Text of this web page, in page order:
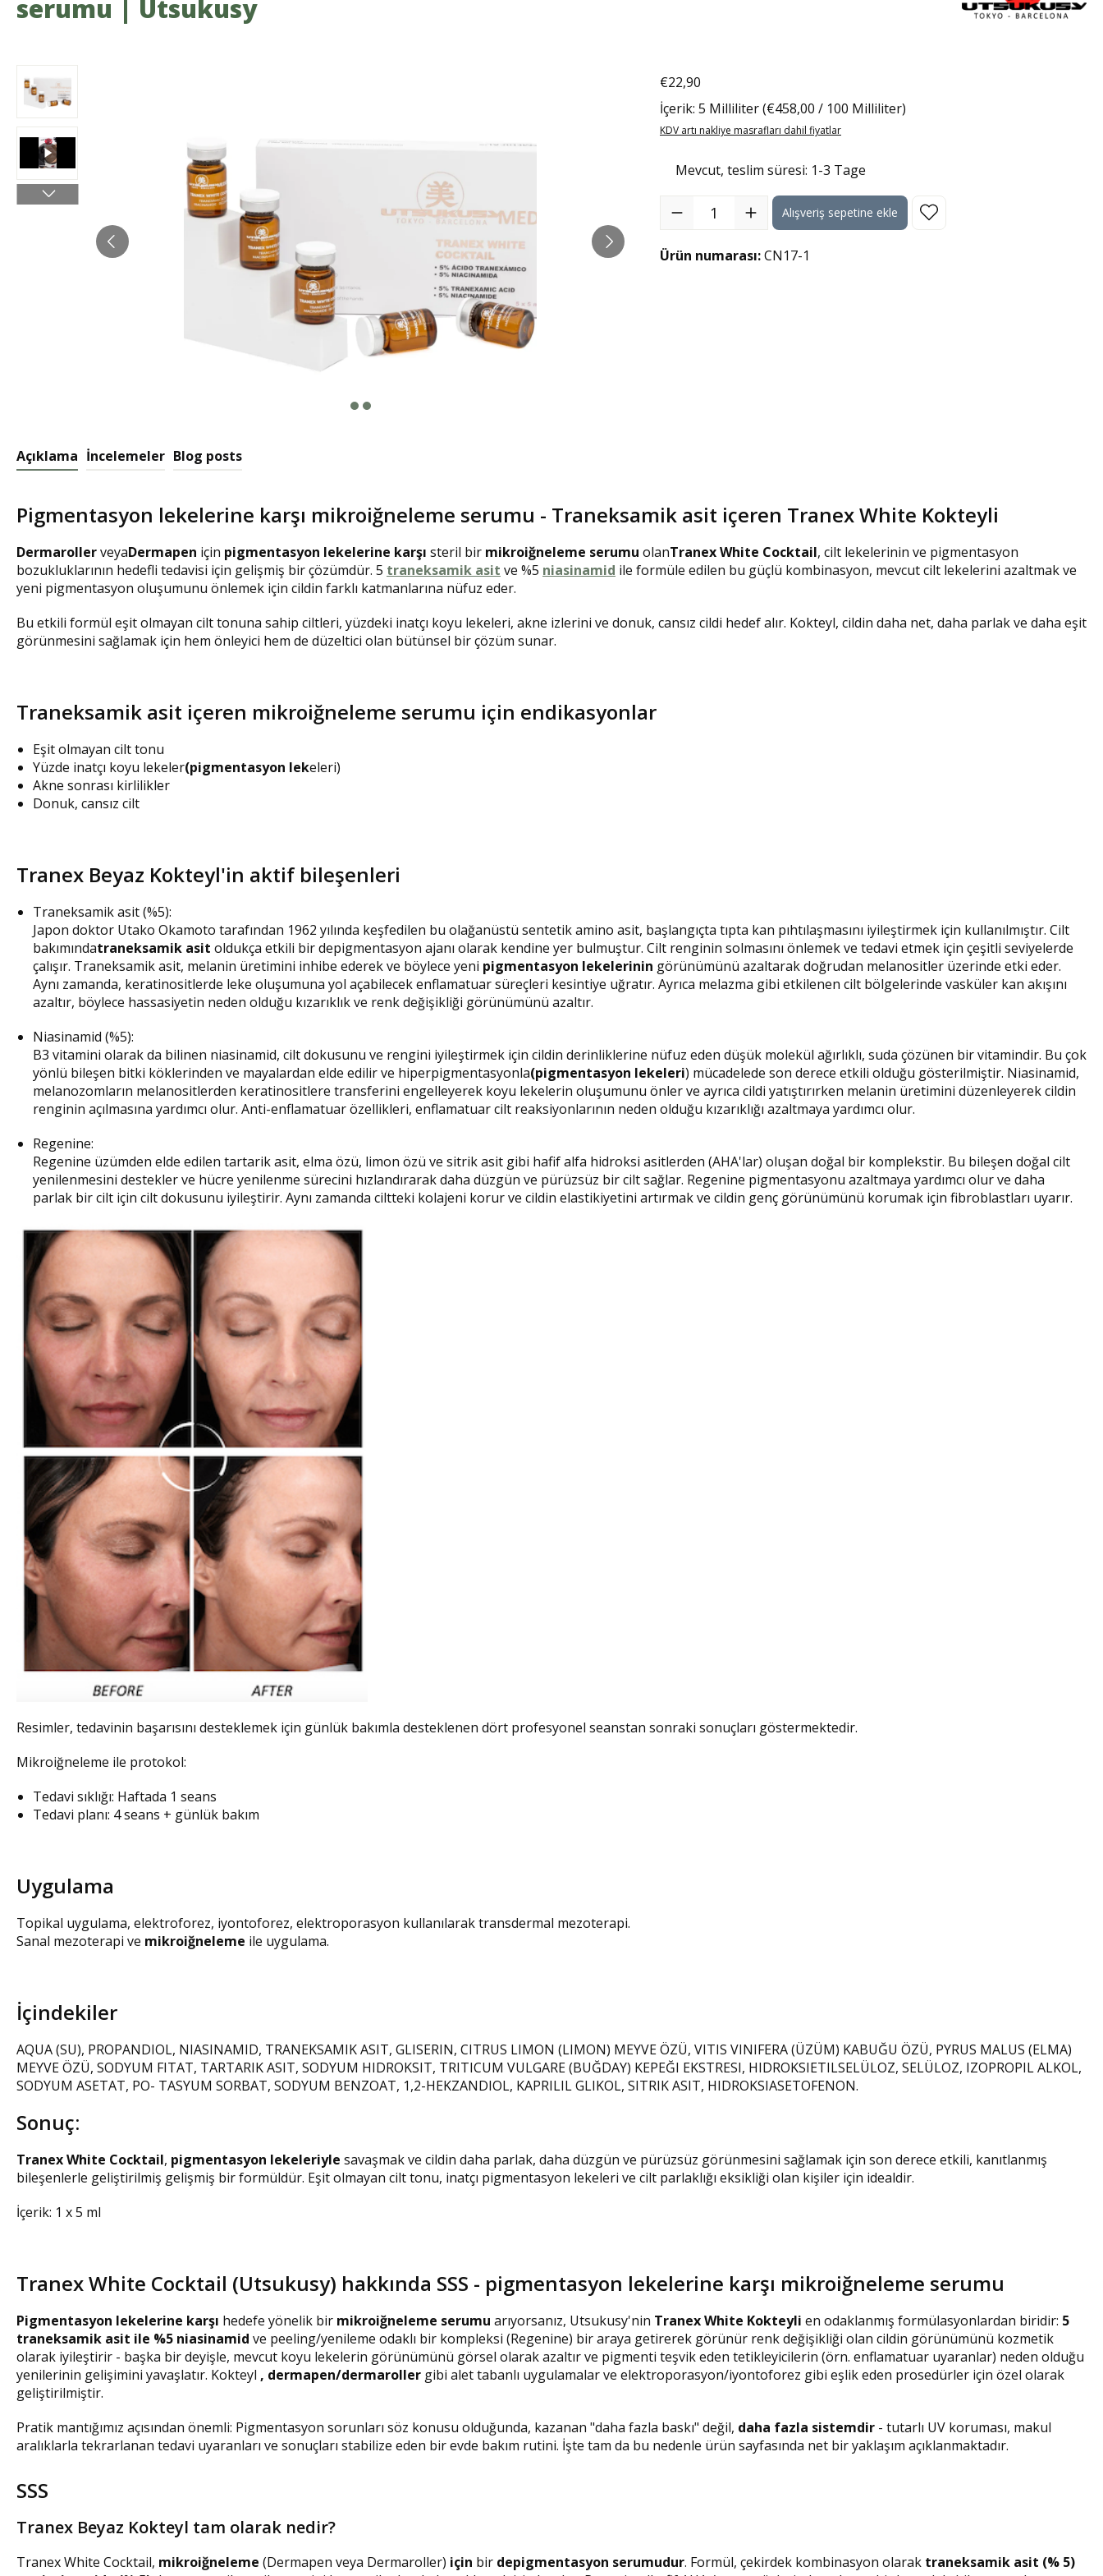
serumu | Utsukusy
Normal fiyat:
€22,90
İçerik: 5 Milliliter(€458,00 / 100 Milliliter)
KDV artı nakliye masrafları dahil fiyatlar
Mevcut, teslim süresi: 1-3 Tage
Ürün Miktarı: İstediğiniz miktarı girin veya miktarı artırmak veya azaltmak için
Alışveriş sepetine ekle
Ürün numarası:CN17-1
Açıklama İncelemeler Blog posts
Pigmentasyon lekelerine karşı mikroiğneleme serumu - Traneksamik asit içeren Tranex White Kokteyli
DermarollerveyaDermapen için pigmentasyon lekelerine karşı steril bir mikroiğneleme serumu olanTranex White Cocktail, cilt lekelerinin ve pigmentasyon
bozukluklarının hedefli tedavisi için gelişmiş bir çözümdür. 5 traneksamik asit ve %5 niasinamid ile formüle edilen bu güçlü kombinasyon, mevcut cilt lekelerini azaltmak ve
yeni pigmentasyon oluşumunu önlemek için cildin farklı katmanlarına nüfuz eder.
Bu etkili formül eşit olmayan cilt tonuna sahip ciltleri, yüzdeki inatçı koyu lekeleri, akne izlerini ve donuk, cansız cildi hedef alır. Kokteyl, cildin daha net, daha parlak ve daha eşit
görünmesini sağlamak için hem önleyici hem de düzeltici olan bütünsel bir çözüm sunar.
Traneksamik asit içeren mikroiğneleme serumu için endikasyonlar
Eşit olmayan cilt tonu
Yüzde inatçı koyu lekeler(pigmentasyon lekeleri)
Akne sonrası kirlilikler
Donuk, cansız cilt
Tranex Beyaz Kokteyl'in aktif bileşenleri
Traneksamik asit (%5):
Japon doktor Utako Okamoto tarafından 1962 yılında keşfedilen bu olağanüstü sentetik amino asit, başlangıçta tıpta kan pıhtılaşmasını iyileştirmek için kullanılmıştır. Cilt
bakımındatraneksamik asit oldukça etkili bir depigmentasyon ajanı olarak kendine yer bulmuştur. Cilt renginin solmasını önlemek ve tedavi etmek için çeşitli seviyelerde
çalışır. Traneksamik asit, melanin üretimini inhibe ederek ve böylece yeni pigmentasyon lekelerinin görünümünü azaltarak doğrudan melanositler üzerinde etki eder.
Aynı zamanda, keratinositlerde leke oluşumuna yol açabilecek enflamatuar süreçleri kesintiye uğratır. Ayrıca melazma gibi etkilenen cilt bölgelerinde vasküler kan akışını
azaltır, böylece hassasiyetin neden olduğu kızarıklık ve renk değişikliği görünümünü azaltır.
Niasinamid (%5):
B3 vitamini olarak da bilinen niasinamid, cilt dokusunu ve rengini iyileştirmek için cildin derinliklerine nüfuz eden düşük molekül ağırlıklı, suda çözünen bir vitamindir. Bu çok
yönlü bileşen bitki köklerinden ve mayalardan elde edilir ve hiperpigmentasyonla(pigmentasyon lekeleri) mücadelede son derece etkili olduğu gösterilmiştir. Niasinamid,
melanozomların melanositlerden keratinositlere transferini engelleyerek koyu lekelerin oluşumunu önler ve ayrıca cildi yatıştırırken melanin üretimini düzenleyerek cildin
renginin açılmasına yardımcı olur. Anti-enflamatuar özellikleri, enflamatuar cilt reaksiyonlarının neden olduğu kızarıklığı azaltmaya yardımcı olur.
Regenine:
Regenine üzümden elde edilen tartarik asit, elma özü, limon özü ve sitrik asit gibi hafif alfa hidroksi asitlerden (AHA'lar) oluşan doğal bir komplekstir. Bu bileşen doğal cilt
yenilenmesini destekler ve hücre yenilenme sürecini hızlandırarak daha düzgün ve pürüzsüz bir cilt sağlar. Regenine pigmentasyonu azaltmaya yardımcı olur ve daha
parlak bir cilt için cilt dokusunu iyileştirir. Aynı zamanda ciltteki kolajeni korur ve cildin elastikiyetini artırmak ve cildin genç görünümünü korumak için fibroblastları uyarır.
Resimler, tedavinin başarısını desteklemek için günlük bakımla desteklenen dört profesyonel seanstan sonraki sonuçları göstermektedir.
Mikroiğneleme ile protokol:
Tedavi sıklığı: Haftada 1 seans
Tedavi planı: 4 seans + günlük bakım
Uygulama
Topikal uygulama, elektroforez, iyontoforez, elektroporasyon kullanılarak transdermal mezoterapi.
Sanal mezoterapi ve mikroiğneleme ile uygulama.
İçindekiler
AQUA (SU), PROPANDIOL, NIASINAMID, TRANEKSAMIK ASIT, GLISERIN, CITRUS LIMON (LIMON) MEYVE ÖZÜ, VITIS VINIFERA (ÜZÜM) KABUĞU ÖZÜ, PYRUS MALUS (ELMA)
MEYVE ÖZÜ, SODYUM FITAT, TARTARIK ASIT, SODYUM HIDROKSIT, TRITICUM VULGARE (BUĞDAY) KEPEĞI EKSTRESI, HIDROKSIETILSELÜLOZ, SELÜLOZ, IZOPROPIL ALKOL,
SODYUM ASETAT, PO- TASYUM SORBAT, SODYUM BENZOAT, 1,2-HEKZANDIOL, KAPRILIL GLIKOL, SITRIK ASIT, HIDROKSIASETOFENON.
Sonuç:
Tranex White Cocktail, pigmentasyon lekeleriyle savaşmak ve cildin daha parlak, daha düzgün ve pürüzsüz görünmesini sağlamak için son derece etkili, kanıtlanmış
bileşenlerle geliştirilmiş gelişmiş bir formüldür. Eşit olmayan cilt tonu, inatçı pigmentasyon lekeleri ve cilt parlaklığı eksikliği olan kişiler için idealdir.
İçerik: 1 x 5 ml
Tranex White Cocktail (Utsukusy) hakkında SSS - pigmentasyon lekelerine karşı mikroiğneleme serumu
Pigmentasyon lekelerine karşı hedefe yönelik bir mikroiğneleme serumu arıyorsanız, Utsukusy'nin Tranex White Kokteyli en odaklanmış formülasyonlardan biridir: 5
traneksamik asit ile %5 niasinamid ve peeling/yenileme odaklı bir kompleksi (Regenine) bir araya getirerek görünür renk değişikliği olan cildin görünümünü kozmetik
olarak iyileştirir - başka bir deyişle, mevcut koyu lekelerin görünümünü görsel olarak azaltır ve pigmenti teşvik eden tetikleyicilerin (örn. enflamatuar uyaranlar) neden olduğu
yenilerinin gelişimini yavaşlatır. Kokteyl , dermapen/dermaroller gibi alet tabanlı uygulamalar ve elektroporasyon/iyontoforez gibi eşlik eden prosedürler için özel olarak
geliştirilmiştir.
Pratik mantığımız açısından önemli: Pigmentasyon sorunları söz konusu olduğunda, kazanan "daha fazla baskı" değil, daha fazla sistemdir - tutarlı UV koruması, makul
aralıklarla tekrarlanan tedavi uyaranları ve sonuçları stabilize eden bir evde bakım rutini. İşte tam da bu nedenle ürün sayfasında net bir yaklaşım açıklanmaktadır.
SSS
Tranex Beyaz Kokteyl tam olarak nedir?
Tranex White Cocktail, mikroiğneleme (Dermapen veya Dermaroller) için bir depigmentasyon serumudur. Formül, çekirdek kombinasyon olarak traneksamik asit (% 5)